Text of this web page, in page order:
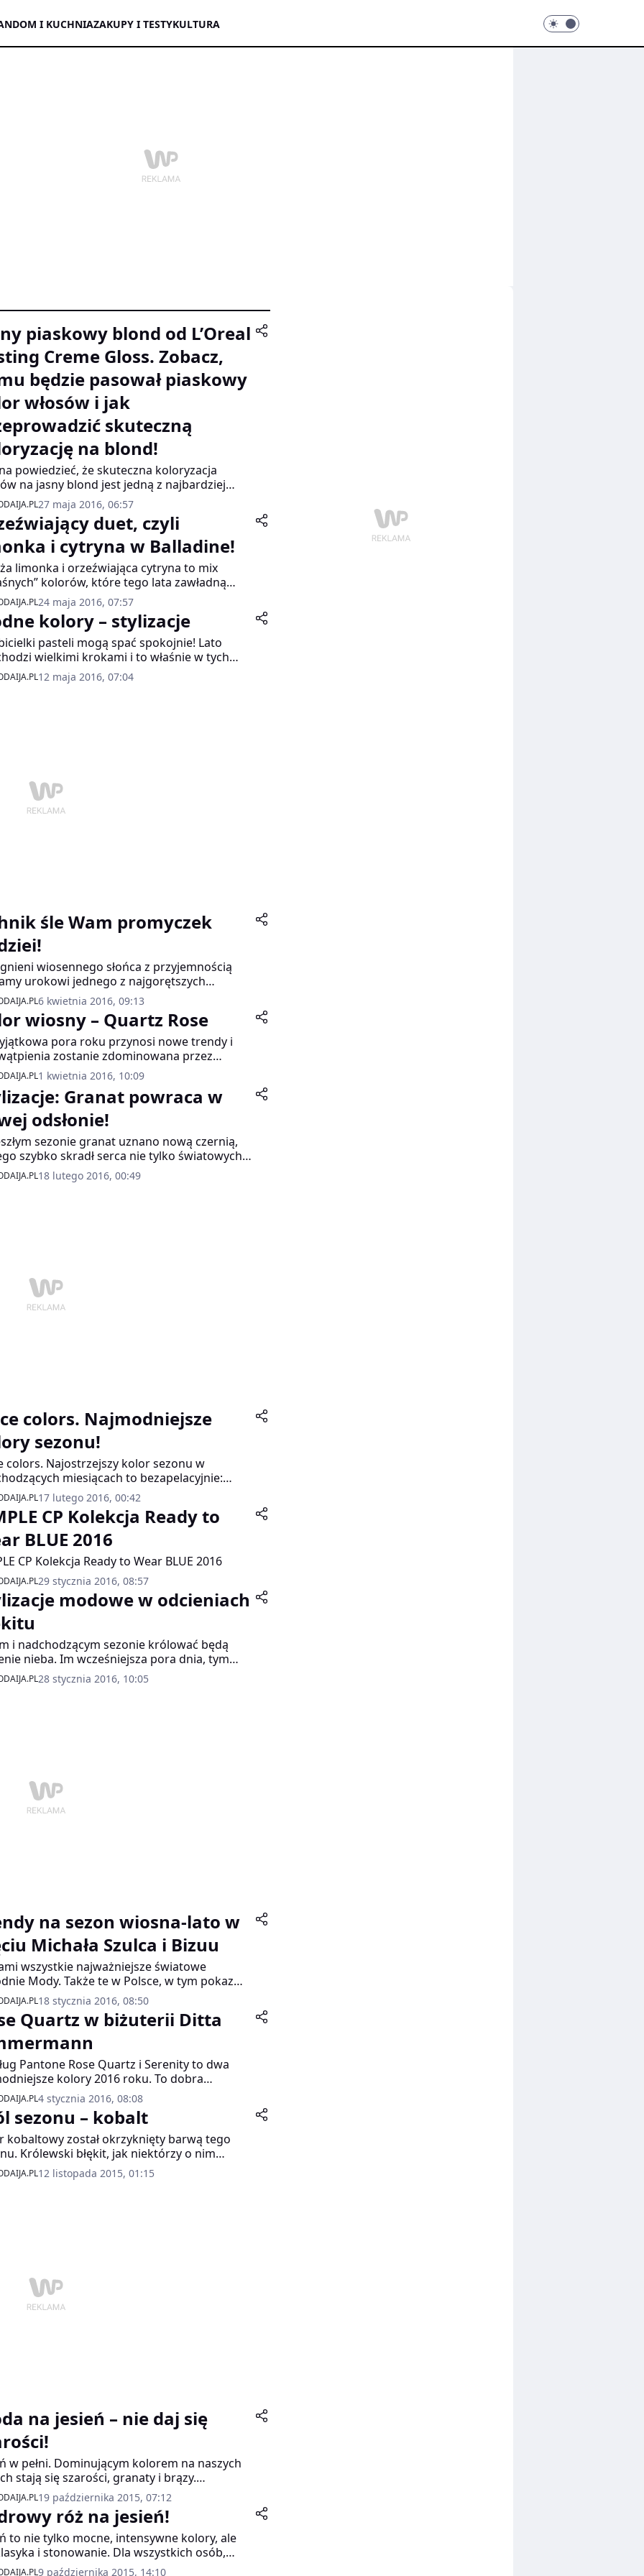
DOM I KUCHNIAZAKUPY I TESTYKULTURA
piaskowy blond od L’Oreal
Creme Gloss. Zobacz,
będzie pasował piaskowy
włosów i jak
skuteczną
na blond!
powiedzieć, że skuteczna koloryzacja
na jasny blond jest jedną z najbardziej
przez kobiety, ale tym samym
do przeprowadzenia. Duża ilość
przyznaje, że wiele problemów sprawia im
wybór odpowiedniej farby do włosów w
jasnego blondu, jak również
koloryzacji w taki sposób, by
ona ich wszystkie oczekiwania. Dla kogo
przeznaczony kolor włosów piaskowy
Czy sprawdzi się on przy koloryzacji na
włosach? Podpowiadamy, jak
skuteczną koloryzację na przykładzie
do włosów jasny piaskowy blond od L’Oreal
27 maja 2016, 06:57
duet, czyli
i cytryna w Balladine!
limonka i orzeźwiająca cytryna to mix
kolorów, które tego lata zawładną
ulicami. Polskie marki coraz odważniej
intensywne kolory do swoich
24 maja 2016, 07:57
kolory – stylizacje
pasteli mogą spać spokojnie! Lato
wielkimi krokami i to właśnie w tych
Pistacja, róż czy błękity to najmodniejsze
lata, które śmiało możesz zestawiać z
12 maja 2016, 07:04
śle Wam promyczek
wiosennego słońca z przyjemnością
urokowi jednego z najgorętszych
tego sezonu.
6 kwietnia 2016, 09:13
wiosny – Quartz Rose
pora roku przynosi nowe trendy i
zostanie zdominowana przez
naturalne barwy. Mają one pełnić rolę
i kontrastu dla otaczającego nas świata
pośpiechu i napięć.
1 kwietnia 2016, 10:09
Granat powraca w
odsłonie!
sezonie granat uznano nową czernią,
szybko skradł serca nie tylko światowych
ale też wielu z nas. Każdy kto
w granat może się już cieszyć, bo
18 lutego 2016, 00:49
colors. Najmodniejsze
sezonu!
colors. Najostrzejszy kolor sezonu w
miesiącach to bezapelacyjnie:
sienna i miedź.
17 lutego 2016, 00:42
CP Kolekcja Ready to
BLUE 2016
CP Kolekcja Ready to Wear BLUE 2016
29 stycznia 2016, 08:57
modowe w odcieniach
i nadchodzącym sezonie królować będą
nieba. Im wcześniejsza pora dnia, tym
odcień.
28 stycznia 2016, 10:05
na sezon wiosna-lato w
Michała Szulca i Bizuu
wszystkie najważniejsze światowe
Mody. Także te w Polsce, w tym pokaz
Szulca oraz duetu Bizuu – projektantów,
są ambasadorami akcji 6-ty Zmysł
Pora więc przyjrzeć się trendom na
wiosna-lato 2016 i wyłonić listę top trendów,
printów czy konkretnych elementów
które w tym roku podbiją ulice!
18 stycznia 2016, 08:50
Quartz w biżuterii Ditta
Pantone Rose Quartz i Serenity to dwa
kolory 2016 roku. To dobra
dla wszystkich wielbicielek modnej
bo już dziś mogą cieszyć się subtelna
różowego kwarcu dzięki biżuterii Ditta
4 stycznia 2016, 08:08
sezonu – kobalt
kobaltowy został okrzyknięty barwą tego
Królewski błękit, jak niektórzy o nim
jest elegancki, zmysłowy i powabny.
go pokochały i chętnie noszą ubrania i
12 listopada 2015, 01:15
na jesień – nie daj się
w pełni. Dominującym kolorem na naszych
stają się szarości, granaty i brązy.
tę monotonną, popularną od lat
– wyróżnij się! Podpowiemy ci, jak to
będąc jednocześnie na bieżąco z
trendami.
19 października 2015, 07:12
róż na jesień!
to nie tylko mocne, intensywne kolory, ale
i stonowanie. Dla wszystkich osób,
uwielbiają wiosenne trendy i pudrowe
9 października 2015, 14:10